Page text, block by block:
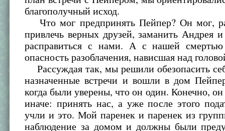
благополучный исход.
Что мог предпринять Пейпер? Он мог,
привлечь верных друзей, заманить Андрея
расправиться с нами. А с нашей
опасность разоблачения, нависшая над
Рассуждая так, мы решили обезопасить
назначенные встречи и вошли в дом
когда были уверены, что он один. Конечно,
иначе: принять нас, а уже после этого
учли и это. Мой паренек и паренек из
наблюдение за домом и должны были